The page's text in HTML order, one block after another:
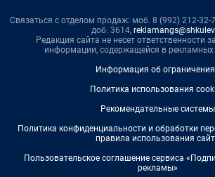
Связаться с отделом продаж: моб. 8 (992) 212-32-
доб. 3614,
Редакция сайта не несет ответственности
информации, содержащейся в рекламных
Информация об
Политика использования
Рекомендательные системы
Политика конфиденциальности и обработки
правила использования
Пользовательское соглашение сервиса
рекламы»